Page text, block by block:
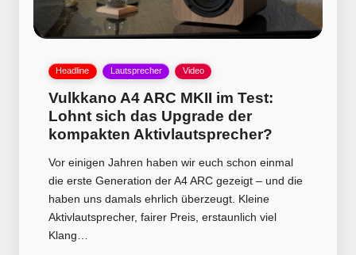
Posted
Headline Lautsprecher Video
Vulkkano A4 ARC MKII im Test:
Lohnt sich das Upgrade der
kompakten Aktivlautsprecher?
Vor einigen Jahren haben wir euch schon einmal
die erste Generation der A4 ARC gezeigt – und die
haben uns damals ehrlich überzeugt. Kleine
Aktivlautsprecher, fairer Preis, erstaunlich viel
Klang…